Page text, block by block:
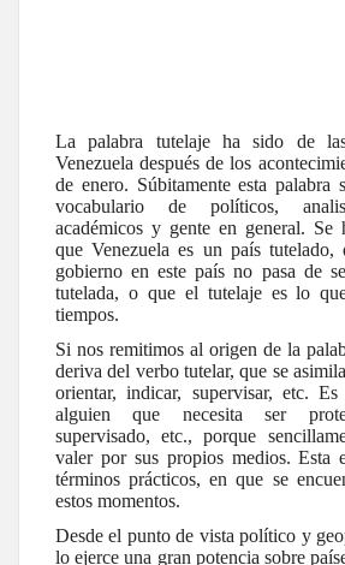
La palabra tutelaje ha sido de
Venezuela después de los
de enero. Súbitamente esta palabra
vocabulario de políticos,
académicos y gente en general. Se
que Venezuela es un país tutelado,
gobierno en este país no pasa de
tutelada, o que el tutelaje es lo
tiempos.
Si nos remitimos al origen de la
deriva del verbo tutelar, que se
orientar, indicar, supervisar, etc.
alguien que necesita ser
supervisado, etc., porque
valer por sus propios medios. Esta
términos prácticos, en que se
estos momentos.
Desde el punto de vista político y
lo ejerce una gran potencia sobre